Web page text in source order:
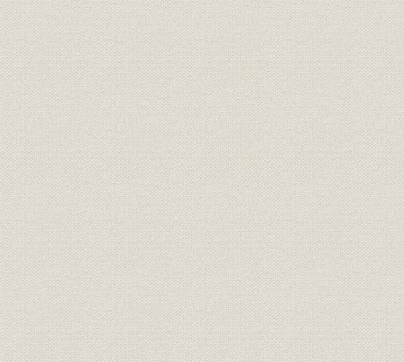
社章 共済生命保険合資会社社章 [明治27年
広告宣伝
共済生命保険合資会社の開業広
告
[明治27年
経営者;役員
初代社長 初代 安田善四郎、第二
代・第四代社長 二代 安田善四郎
[明治30年
保険;規則 『保険規則』(昭和31年) 昭和31年
従業員 矢野恒太、野津澡、森村金造 明治27年
営業;関係会社 合資会社時代の代理店数
明治27年
年度(1900
営業;関係会社
明治27年度代理店中銀行内代理
店
明治27年
価格;業界 20年満期養老保険料の各社比較
財務・業績;経営 合資会社時代の業績
明治27年
年度(1900